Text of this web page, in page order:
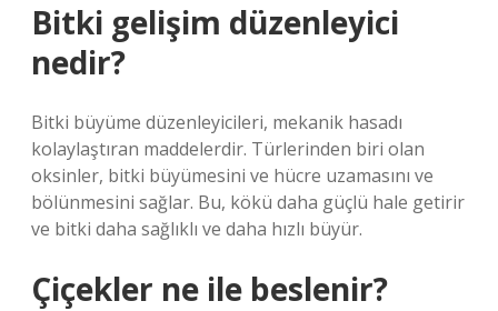
Bitki gelişim düzenleyici
nedir?
Bitki büyüme düzenleyicileri, mekanik hasadı
kolaylaştıran maddelerdir. Türlerinden biri olan
oksinler, bitki büyümesini ve hücre uzamasını ve
bölünmesini sağlar. Bu, kökü daha güçlü hale getirir
ve bitki daha sağlıklı ve daha hızlı büyür.
Çiçekler ne ile beslenir?